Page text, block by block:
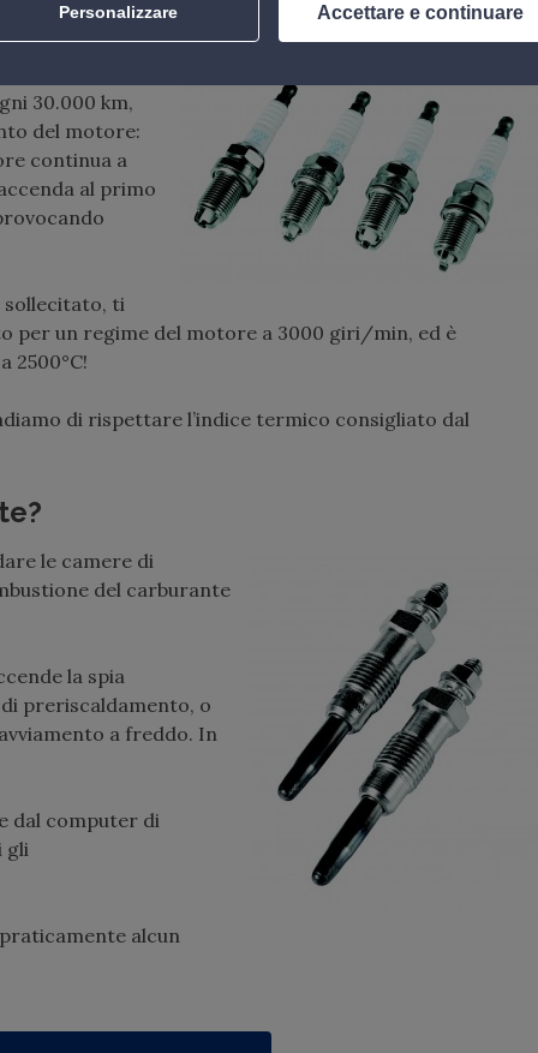
30.000 km,
del motore:
continua a
al primo
sollecitato, ti
per un regime del motore a 3000 giri/min, ed è
2500°C!
di rispettare l’indice termico consigliato dal
le camere di
del carburante
la spia
preriscaldamento, o
a freddo. In
dal computer di
gli
alcun
Personalizzare Accettare e continuare